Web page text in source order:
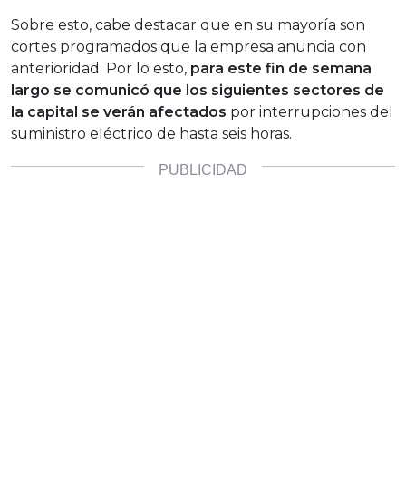
Sobre esto, cabe destacar que en su mayoría son
cortes programados que la empresa anuncia con
anterioridad. Por lo esto, para este fin de semana
largo se comunicó que los siguientes sectores de
la capital se verán afectados por interrupciones del
suministro eléctrico de hasta seis horas.